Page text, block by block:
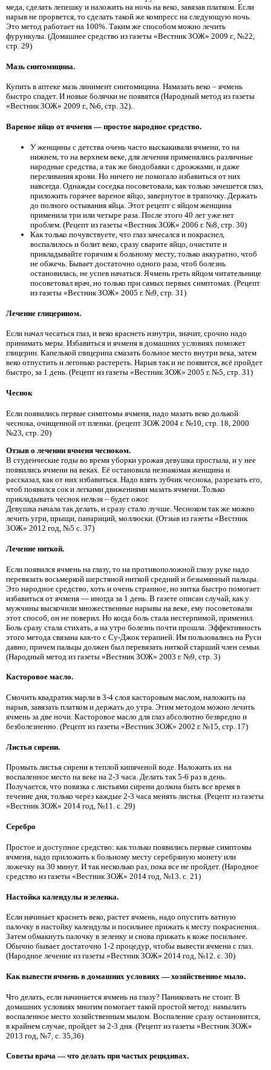
меда, сделать лепешку и наложить на ночь на веко, завязав платком. Если
нарыв не прорвется, то сделать такой же компресс на следующую ночь.
Это метод работает на 100%. Таким же способом можно лечить
фурункулы. (Домашнее средство из газеты «Вестник ЗОЖ» 2009 г., №22,
стр. 29)
Мазь синтомицина.
Купить в аптеке мазь линимент синтомицина. Намазать веко – ячмень
быстро спадет. И новые болячки не появятся (Народный метод из газеты
«Вестник ЗОЖ» 2009 г., №6, стр. 32).
Вареное яйцо от ячменя — простое народное средство.
У женщины с детства очень часто выскакивали ячмени, то на
нижнем, то на верхнем веке, для лечения применялись различные
народные средства, а так же биодобавки с дрожжами, и даже
переливания крови. Но ничего не помогало избавиться от них
навсегда. Однажды соседка посоветовала, как только зачешется глаз,
приложить горячее вареное яйцо, завернутое в тряпочку. Держать
до полного остывания яйца. Этот рецепт с яйцом женщина
применила три или четыре раза. После этого 40 лет уже нет
проблем. (Рецепт из газеты «Вестник ЗОЖ» 2006 г. №8, стр. 30)
Как только почувствуете, что глаз зачесался и покраснел,
воспалилось и болит веко, сразу сварите яйцо, очистите и
прикладывайте горячим к больному месту, только аккуратно, чтоб
не обжечь. Бывает достаточно одного раза, чтоб болезнь
остановилась, не успев начаться. Ячмень греть яйцом читательнице
посоветовал врач, но только при самых первых симптомах. (Рецепт
из газеты «Вестник ЗОЖ» 2005 г. №9, стр. 31)
Лечение глицерином.
Если начал чесаться глаз, и веко краснеть изнутри, значит, срочно надо
принимать меры. Избавиться и ячменя в домашних условиях поможет
глицерин. Капелькой глицерина смазать больное место внутри века, затем
веко отпустить и легонько растереть. Нарыв так и не появится, всё пройдет
быстро, за 1 день. (Рецепт из газеты «Вестник ЗОЖ» 2005 г. №5, стр. 31)
Чеснок
Если появились первые симптомы ячменя, надо мазать веко долькой
чеснока, очищенной от пленки. (рецепт ЗОЖ 2004 г. №10, стр. 18, 2000
№23, стр. 20)
Отзыв о лечении ячменя чесноком.
В студенческие годы во время уборки урожая девушка простыла, и у нее
появились ячмени на веках. Её остановила незнакомая женщина и
рассказал, как от них избавиться. Надо взять зубчик чеснока, разрезать его,
чтоб появился сок и легкими движениями мазать ячмени. Только
прикладывать чеснок нельзя – будет ожог.
Девушка начала так делать, и сразу стало лучше. Чесноком так же можно
лечить угри, прыщи, панариций, моллюски. (Отзыв из газеты «Вестник
ЗОЖ» 2012 год, №5 с. 37)
Лечение ниткой.
Если появился ячмень на глазу, то на противоположной глазу руке надо
перевязать восьмеркой шерстяной ниткой средний и безымянный пальцы.
Это народное средство, хоть и очень странное, но нитка быстро помогает
избавиться от ячменя — иногда за 1 день. В газете описан случай, как у
мужчины выскочили множественные нарывы на веке, ему посоветовали
этот способ, он не поверил. Но когда боль стала нестерпимой, применил.
Боль сразу стала стихать, а на утро болезнь почти прошла. Эффективность
этого метода связана как-то с Су-Джок терапией. Им пользовались на Руси
давно, причем пальцы должен был перевязать ниткой старший член семьи.
(Народный метод из газеты «Вестник ЗОЖ» 2003 г. №9, стр. 3)
Касторовое масло.
Смочить квадратик марли в 3-4 слоя касторовым маслом, наложить на
нарыв, завязать платком и держать до утра. Этим методом можно лечить
ячмень за две ночи. Касторовое масло для глаз абсолютно безвредно и
безболезненно. (Рецепт из газеты «Вестник ЗОЖ» 2002 г. №15, стр. 17)
Листья сирени.
Промыть листья сирени в теплой кипяченой воде. Наложить их на
воспаленное место на веке на 2-3 часа. Делать так 5-6 раз в день.
Получается, что повязка с листьями сирени должна быть все время в
течение дня, только через каждые 2-3 часа менять листья. (Рецепт из газеты
«Вестник ЗОЖ» 2014 год, №11. с. 29)
Серебро
Простое и доступное средство: как только появились первые симптомы
ячменя, надо приложить к больному месту серебряную монету или
ложечку на 30 минут. И так несколько раз, пока все не пройдет. (Народное
средство из газеты «Вестник ЗОЖ» 2014 год, №13. с. 21)
Настойка календулы и зеленка.
Если начинает краснеть веко, растет ячмень, надо опустить ватную
палочку в настойку календулы и посильнее прижать к месту покраснения.
Затем обмакнуть палочку в зеленку и снова прижать к коже посильнее.
Обычно бывает достаточно 1-2 процедур, чтобы вывести ячмени с глаз.
(Народное лечение из газеты «Вестник ЗОЖ» 2014 год, №12. с. 30)
Как вывести ячмень в домашних условиях — хозяйственное мыло.
Что делать, если начинается ячмень на глазу? Паниковать не стоит. В
домашних условиях многим помогает такой простой метод: намылить
воспаленное место хозяйственным мылом. Воспаление сразу остановится,
в крайнем случае, пройдет за 2-3 дня. (Рецепт из газеты «Вестник ЗОЖ»
2013 год, №7, с. 35,36)
Советы врача — что делать при частых рецидивах.